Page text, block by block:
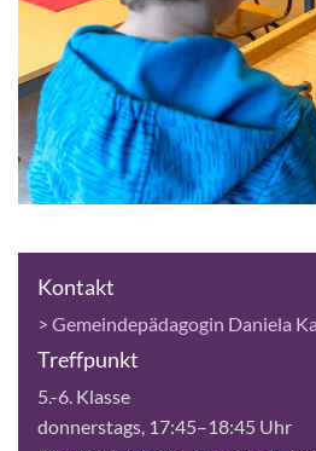
Kontakt
> Gemeindepädagogin Daniela
Treffpunkt
5.-6. Klasse
donnerstags, 17:45–18:45 Uhr